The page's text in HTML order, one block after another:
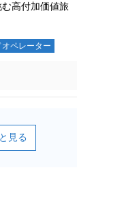
高付加価値旅
ペレーター